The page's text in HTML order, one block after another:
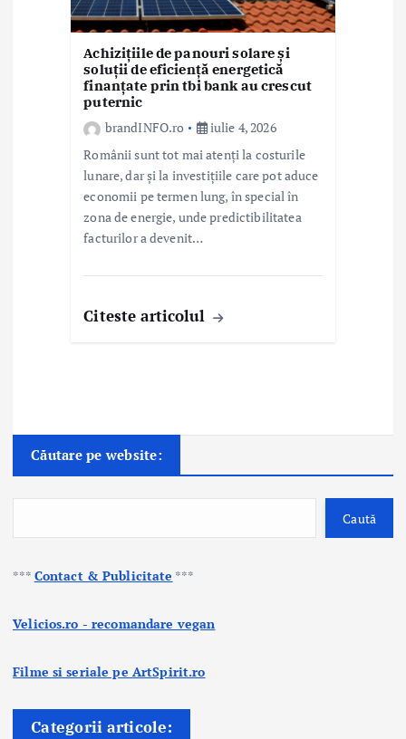
Achizițiile de panouri solare și
soluții de eficiență energetică
finanțate prin tbi bank au crescut
puternic
brandINFO.ro
iulie 4, 2026
Românii sunt tot mai atenți la costurile
lunare, dar și la investițiile care pot aduce
economii pe termen lung, în special în
zona de energie, unde predictibilitatea
facturilor a devenit…
Citeste articolul
Căutare pe website:
Caută
*** Contact & Publicitate ***
Velicios.ro - recomandare vegan
Filme si seriale pe ArtSpirit.ro
Categorii articole: